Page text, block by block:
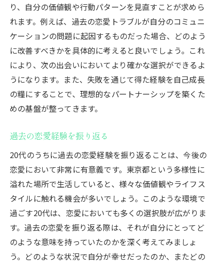
コミュニケーションが恋愛を左右する理由
開かれた対話が信頼を築く
相手の気持ちを理解するための技術
誤解を防ぐための効果的な話し方
感情を言葉で表現することの重要性
聞き上手になるためのポイント
非言語コミュニケーションの活用法
ストレス解消のためのリラクゼーションテ
クニック
感情を整理するためのジャーナリング
メンタルヘルスを保つための日常習慣
専門家への相談をためらわない
瞑想やヨガで心を落ち着ける
友人との会話がもたらす癒しの効果
東京都での恋愛を成功に導くためのヒント
り、自分の価値観や行動パターンを見直すことが求めら
れます。例えば、過去の恋愛トラブルが自分のコミュニ
ケーションの問題に起因するものだった場合、どのよう
に改善すべきかを具体的に考えると良いでしょう。これ
により、次の出会いにおいてより確かな選択ができるよ
うになります。また、失敗を通じて得た経験を自己成長
の糧にすることで、理想的なパートナーシップを築くた
めの基盤が整ってきます。
過去の恋愛経験を振り返る
20代のうちに過去の恋愛経験を振り返ることは、今後の
恋愛において非常に有意義です。東京都という多様性に
溢れた場所で生活していると、様々な価値観やライフス
タイルに触れる機会が多いでしょう。このような環境で
過ごす20代は、恋愛においても多くの選択肢が広がりま
す。過去の恋愛を振り返る際は、それが自分にとってど
のような意味を持っていたのかを深く考えてみましょ
う。どのような状況で自分が幸せだったのか、またどの